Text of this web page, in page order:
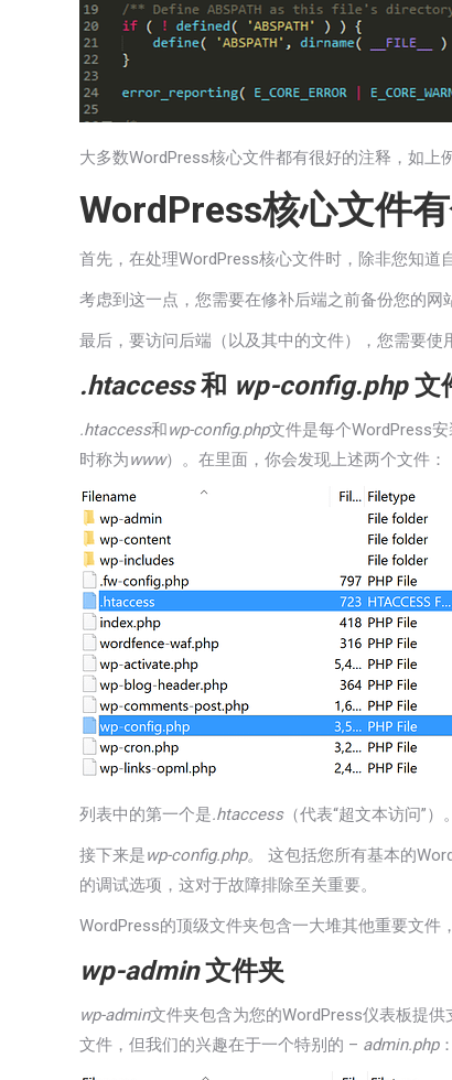
大多数WordPress核心文件都有很好的注释，如上
WordPress核心文件
首先，在处理WordPress核心文件时，除非您知道
考虑到这一点，您需要在修补后端之前备份您的网
最后，要访问后端（以及其中的文件），您需要使
.htaccess和 wp-config.php文
.htaccess和wp-config.php文件是每个WordPress
时称为www）。在里面，你会发现上述两个文件：
列表中的第一个是.htaccess（代表“超文本访问”
接下来是wp-config.php。 这包括您所有基本的
的调试选项，这对于故障排除至关重要。
WordPress的顶级文件夹包含一大堆其他重要文件
wp-admin文件夹
wp-admin文件夹包含为您的WordPress仪表板提
文件，但我们的兴趣在于一个特别的 – admin.php：